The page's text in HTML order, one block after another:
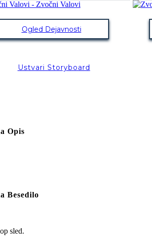
Ogled Dejavnosti
Ustvari Storyboard
Opis
Besedilo
sled.